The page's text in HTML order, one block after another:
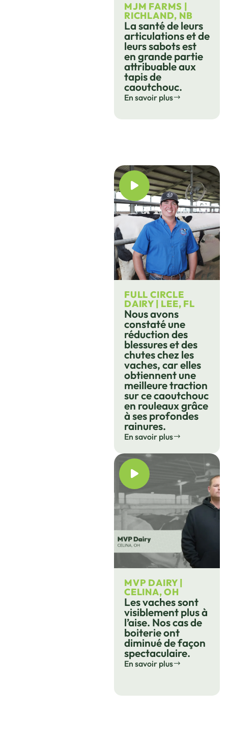
MJM FARMS |
RICHLAND, NB
La santé de leurs
articulations et de
leurs sabots est
en grande partie
attribuable aux
tapis de
caoutchouc.
En savoir plus
FULL CIRCLE
DAIRY | LEE, FL
Nous avons
constaté une
réduction des
blessures et des
chutes chez les
vaches, car elles
obtiennent une
meilleure traction
sur ce caoutchouc
en rouleaux grâce
à ses profondes
rainures.
En savoir plus
MVP DAIRY |
CELINA, OH
Les vaches sont
visiblement plus à
l’aise. Nos cas de
boiterie ont
diminué de façon
spectaculaire.
En savoir plus